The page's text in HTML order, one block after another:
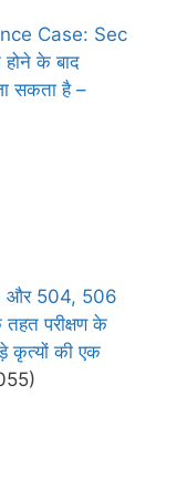
Case: Sec
के बाद
सकता है –
और 504, 506
परीक्षण के
कृत्यों की एक